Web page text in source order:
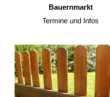
Bauernmarkt
Termine und Infos